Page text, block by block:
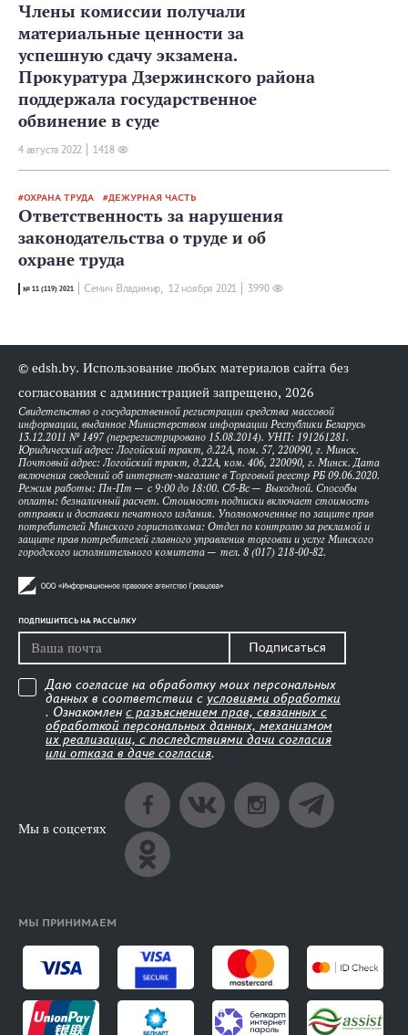
Члены комиссии получали
материальные ценности за
успешную сдачу экзамена.
Прокуратура Дзержинского района
поддержала государственное
обвинение в суде
4 августа 2022 1418
ОХРАНА ТРУДА ДЕЖУРНАЯ ЧАСТЬ
Ответственность за нарушения
законодательства о труде и об
охране труда
№ 11 (119) 2021 Семич Владимир, 12 ноября 2021 3990
© edsh.by. Использование любых материалов сайта без
согласования с администрацией запрещено, 2026
Свидетельство о государственной регистрации средства массовой
информации, выданное Министерством информации Республики Беларусь
13.12.2011 № 1497 (перерегистрировано 15.08.2014). УНП: 191261281.
Юридический адрес: Логойский тракт, д.22А, пом. 57, 220090, г. Минск.
Почтовый адрес: Логойский тракт, д.22А, ком. 406, 220090, г. Минск. Дата
включения сведений об интернет-магазине в Торговый реестр РБ 09.06.2020.
Режим работы: Пн-Пт — с 9:00 до 18:00. Сб-Вс — Выходной. Способы
оплаты: безналичный расчет. Стоимость подписки включает стоимость
отправки и доставки печатного издания. Уполномоченные по защите прав
потребителей Минского горисполкома: Отдел по контролю за рекламой и
защите прав потребителей главного управления торговли и услуг Минского
городского исполнительного комитета — тел. 8 (017) 218-00-82.
ПОДПИШИТЕСЬ НА РАССЫЛКУ
Подписаться
Даю согласие на обработку моих персональных
данных в соответствии с условиями обработки
. Ознакомлен с разъяснением прав, связанных с
обработкой персональных данных, механизмом
их реализации, с последствиями дачи согласия
или отказа в даче согласия.
Мы в соцсетях
МЫ ПРИНИМАЕМ